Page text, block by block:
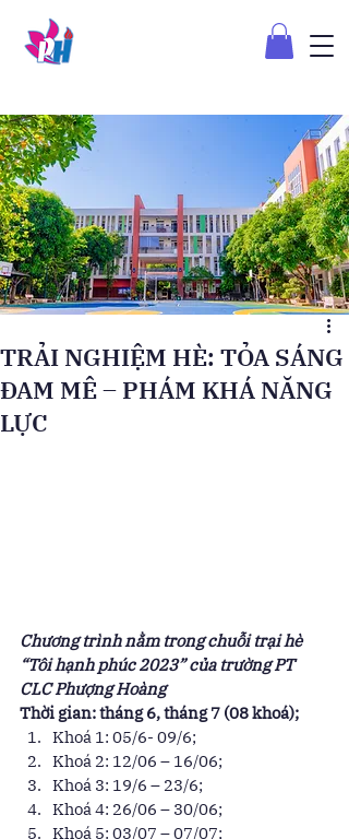
TRẢI NGHIỆM HÈ: TỎA SÁNG
ĐAM MÊ – PHÁM KHÁ NĂNG
LỰC
Chương trình nằm trong chuỗi trại hè
“Tôi hạnh phúc 2023” của trường PT
CLC Phượng Hoàng
Thời gian: tháng 6, tháng 7 (08 khoá);
Khoá 1: 05/6- 09/6;
Khoá 2: 12/06 – 16/06;
Khoá 3: 19/6 – 23/6;
Khoá 4: 26/06 – 30/06;
Khoá 5: 03/07 – 07/07;